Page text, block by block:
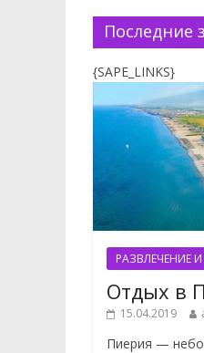
Последние
{SAPE_LINKS}
РАЗВЛЕЧЕНИЕ
Отдых в
15.04.2019
Пиерия —